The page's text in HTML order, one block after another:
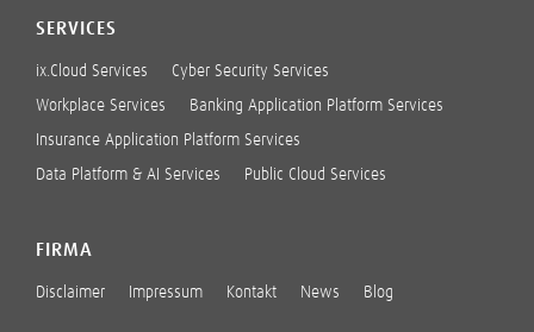
SERVICES
ix.Cloud Services Cyber Security Services
Workplace Services Banking Application Platform Services
Insurance Application Platform Services
Data Platform & AI Services Public Cloud Services
FIRMA
Disclaimer Impressum Kontakt News Blog